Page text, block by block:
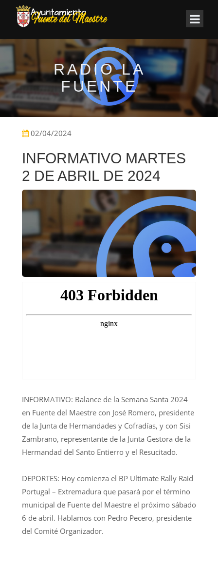
RADIO LA
FUENTE
02/04/2024
INFORMATIVO MARTES
2 DE ABRIL DE 2024
INFORMATIVO: Balance de la Semana Santa 2024
en Fuente del Maestre con José Romero, presidente
de la Junta de Hermandades y Cofradías, y con Sisi
Zambrano, representante de la Junta Gestora de la
Hermandad del Santo Entierro y el Resucitado.
DEPORTES: Hoy comienza el BP Ultimate Rally Raid
Portugal – Extremadura que pasará por el término
municipal de Fuente del Maestre el próximo sábado
6 de abril. Hablamos con Pedro Pecero, presidente
del Comité Organizador.